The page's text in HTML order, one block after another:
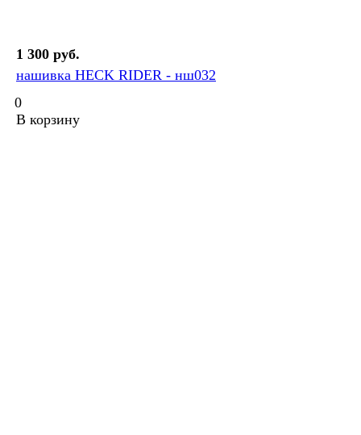
1 300 руб.
нашивка HECK RIDER - нш032
0
В корзину